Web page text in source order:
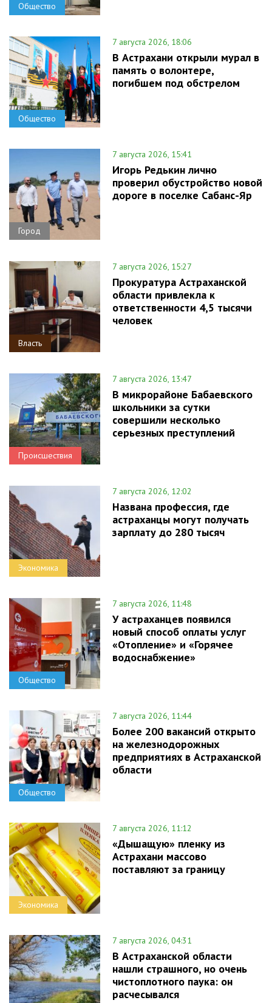
Общество
Общество
7 августа 2026, 18:06
В Астрахани открыли мурал в
память о волонтере,
погибшем под обстрелом
Город
7 августа 2026, 15:41
Игорь Редькин лично
проверил обустройство новой
дороге в поселке Сабанс-Яр
Власть
7 августа 2026, 15:27
Прокуратура Астраханской
области привлекла к
ответственности 4,5 тысячи
человек
Происшествия
7 августа 2026, 13:47
В микрорайоне Бабаевского
школьники за сутки
совершили несколько
серьезных преступлений
Экономика
7 августа 2026, 12:02
Названа профессия, где
астраханцы могут получать
зарплату до 280 тысяч
Общество
7 августа 2026, 11:48
У астраханцев появился
новый способ оплаты услуг
«Отопление» и «Горячее
водоснабжение»
Общество
7 августа 2026, 11:44
Более 200 вакансий открыто
на железнодорожных
предприятиях в Астраханской
области
Экономика
7 августа 2026, 11:12
«Дышащую» пленку из
Астрахани массово
поставляют за границу
7 августа 2026, 04:31
В Астраханской области
нашли страшного, но очень
чистоплотного паука: он
расчесывался